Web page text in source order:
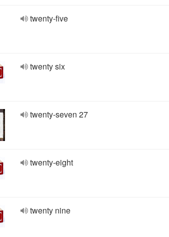
twenty-five
twenty six
twenty-seven 27
twenty-eight
twenty nine